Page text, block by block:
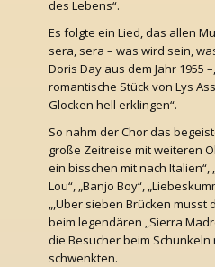
des Lebens“.
Es folgte ein Lied, das allen
sera, sera – was wird sein,
Doris Day aus dem Jahr 1955
romantische Stück von Lys
Glocken hell erklingen“.
So nahm der Chor das
große Zeitreise mit weiteren
ein bisschen mit nach Italien“,
Lou“, „Banjo Boy“,
„,Über sieben Brücken musst
beim legendären „Sierra
die Besucher beim
schwenkten.